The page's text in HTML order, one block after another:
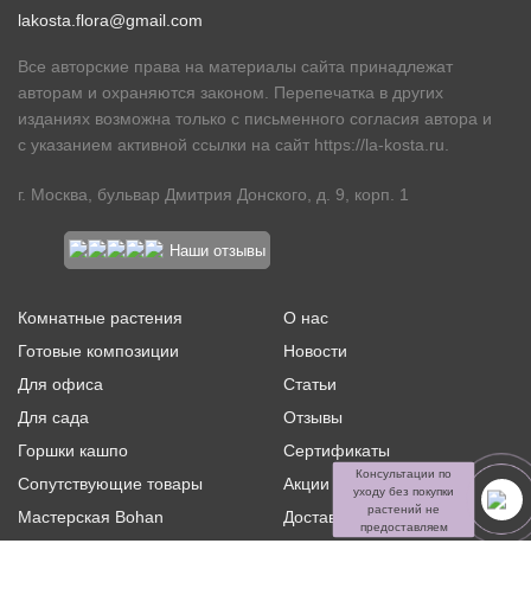
lakosta.flora@gmail.com
Все авторские права на материалы сайта принадлежат
авторам и охраняются законом. Перепечатка в других
изданиях возможна только с письменного согласия автора и
с указанием активной ссылки на сайт https://la-kosta.ru
г. Москва, бульвар Дмитрия Донского, д. 9, корп. 1
Наши отзывы
Комнатные растения
Готовые композиции
Для офиса
Для сада
Горшки кашпо
Сопутствующие товары
Мастерская Bohan
О нас
Новости
Статьи
Отзывы
Сертификаты
Акции и скидки
Доставка и оплата
Консультации по
уходу без покупки
растений не
предоставляем